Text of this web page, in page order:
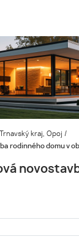
kraj, Opoj /
rodinného domu v